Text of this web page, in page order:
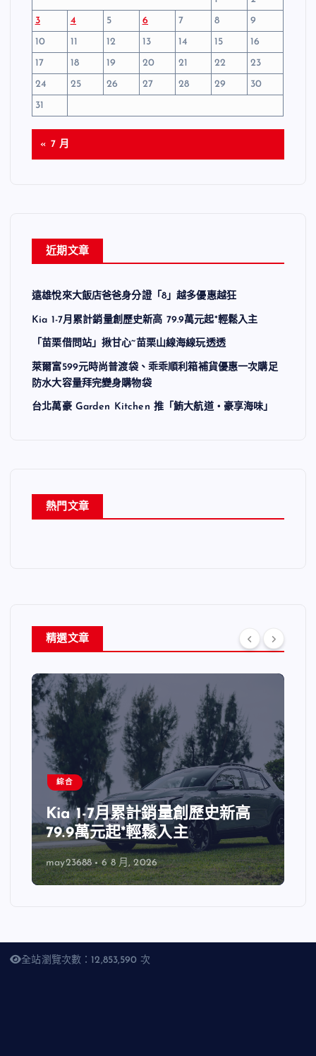
3
4 5 6 7 8
9
10
11 12 13 14 15
16
17
18 19 20 21 22
23
24
25 26 27 28 29
30
31
« 7 月
近期文章
遠雄悅來大飯店爸爸身分證「8」越多優惠越狂
Kia 1-7月累計銷量創歷史新高 79.9萬元起*輕鬆入主
「苗栗借問站」揪甘心~苗栗山線海線玩透透
萊爾富599元時尚普渡袋、乖乖順利箱補貨優惠一次購足
防水大容量拜完變身購物袋
台北萬豪 Garden Kitchen 推「鮪大航道・豪享海味」
熱門文章
精選文章
綜合
Kia 1-7月累計銷量創歷史新高
79.9萬元起*輕鬆入主
may23688 6 8 月, 2026
全站瀏覽次數：12,853,590 次